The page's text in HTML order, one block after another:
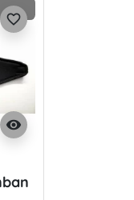
visibility
favorite_border